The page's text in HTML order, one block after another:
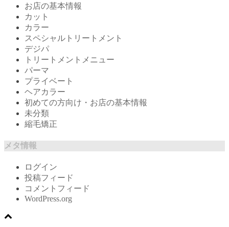
お店の基本情報
カット
カラー
スペシャルトリートメント
デジパ
トリートメントメニュー
パーマ
プライベート
ヘアカラー
初めての方向け・お店の基本情報
未分類
縮毛矯正
メタ情報
ログイン
投稿フィード
コメントフィード
WordPress.org